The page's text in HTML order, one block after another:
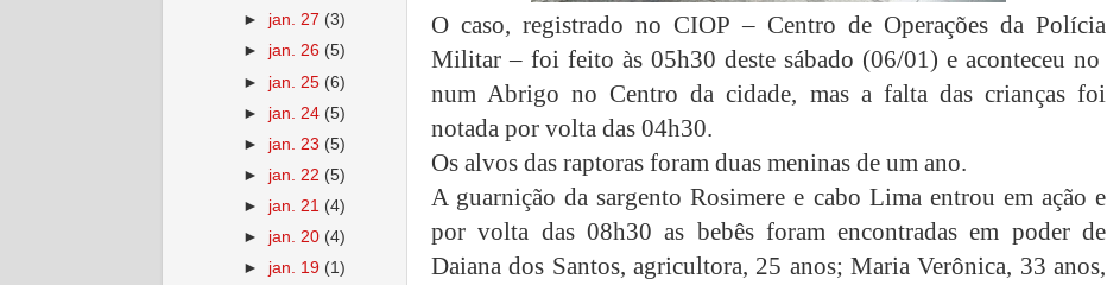
O caso, registrado no CIOP – Centro de Operações da Polícia
Militar – foi feito às 05h30 deste sábado (06/01) e aconteceu no
num Abrigo no Centro da cidade, mas a falta das crianças foi
notada por volta das 04h30.
Os alvos das raptoras foram duas meninas de um ano.
A guarnição da sargento Rosimere e cabo Lima entrou em ação e
por volta das 08h30 as bebês foram encontradas em poder de
Daiana dos Santos, agricultora, 25 anos; Maria Verônica, 33 anos,
► jan. 27 (3)
► jan. 26 (5)
► jan. 25 (6)
► jan. 24 (5)
► jan. 23 (5)
► jan. 22 (5)
► jan. 21 (4)
► jan. 20 (4)
► jan. 19 (1)